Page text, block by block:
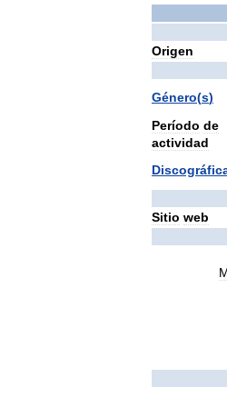
Origen
Género(s)
Período de
actividad
Sitio web